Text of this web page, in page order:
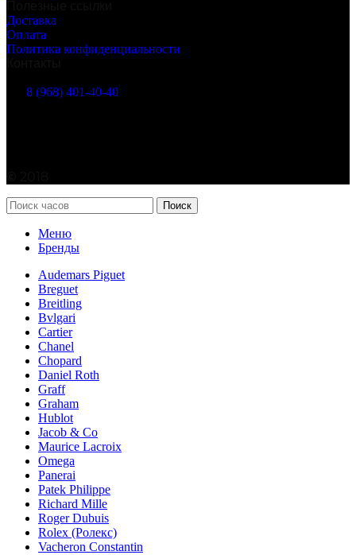
Доставка
Оплата
Политика конфиденциальности
8 (968) 401-40-40
Поиск
Меню
Бренды
Audemars Piguet
Breguet
Breitling
Bvlgari
Cartier
Chanel
Chopard
Daniel Roth
Graff
Graham
Hublot
Jacob & Co
Maurice Lacroix
Omega
Panerai
Patek Philippe
Richard Mille
Roger Dubuis
Rolex (Ролекс)
Vacheron Constantin